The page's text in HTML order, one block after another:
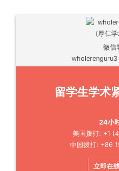
微信
wholerenguru3
留学生学术
24小
美国拨打: +1
中国拨打: +86
立即在